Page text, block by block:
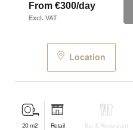
From €300/day
Excl. VAT
Location
20 m2 Retail Bar & Restaurant